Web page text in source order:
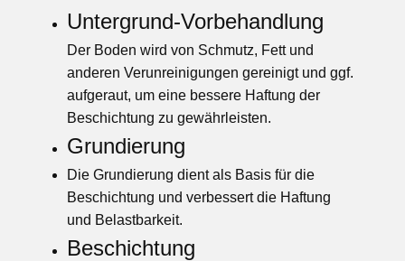
Untergrund-Vorbehandlung
Der Boden wird von Schmutz, Fett und
anderen Verunreinigungen gereinigt und ggf.
aufgeraut, um eine bessere Haftung der
Beschichtung zu gewährleisten.
Grundierung
Die Grundierung dient als Basis für die
Beschichtung und verbessert die Haftung
und Belastbarkeit.
Beschichtung